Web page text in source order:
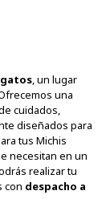
gatos, un lugar
una
cuidados,
diseñados para
tus Michis
necesitan en un
realizar tu
con despacho a